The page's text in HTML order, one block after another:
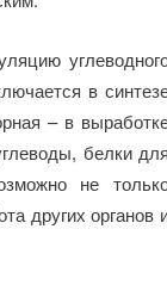
в
– в
белки для
не
других органов